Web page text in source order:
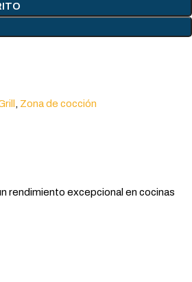
, Zona de cocción
rendimiento excepcional en cocinas